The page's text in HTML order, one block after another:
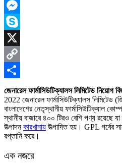
LinkedIn
Messenger
Skype
X
Copy
Link
Share
জেনারেল ফার্মাসিউটিক্যালস লিমিটেড নিয়োগ
2022 জেনারেল ফার্মাসিউটিক্যালস লিমিটেড
বাংলাদেশের নেতৃস্থানীয় ফার্মাসিউটিক্যাল
স্থানীয় বাজারে ৪০০ টিরও বেশি পণ্য রয়েছে
উত্পাদনকারখানায় উত্পাদিত হয়। GPL গর্বের
রপ্তানি করে।
এক নজরে